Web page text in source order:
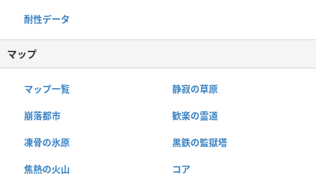
耐性データ
マップ
マップ一覧 静寂の草原
崩落都市 歓楽の霊道
凍骨の氷原 黒鉄の監獄塔
焦熱の火山 コア